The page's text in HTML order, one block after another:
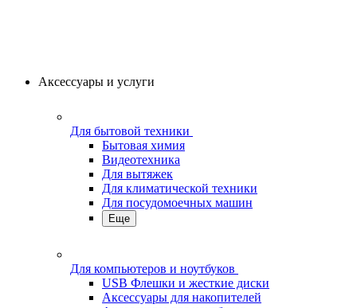
Аксессуары и услуги
Для бытовой техники
Бытовая химия
Видеотехника
Для вытяжек
Для климатической техники
Для посудомоечных машин
Еще
Для компьютеров и ноутбуков
USB Флешки и жесткие диски
Аксессуары для накопителей